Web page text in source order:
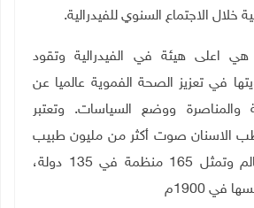
خلال الاجتماع السنوي للفيدرالية.
هي اعلى هيئة في الفيدرالية وتقود
في تعزيز الصحة الفموية عالميا عن
ووضع السياسات. وتعتبر
لطب الاسنان صوت أكثر من مليون طبيب
اسنان من حول العالم وتمثل 165 منظمة في 135 دولة،
1900م